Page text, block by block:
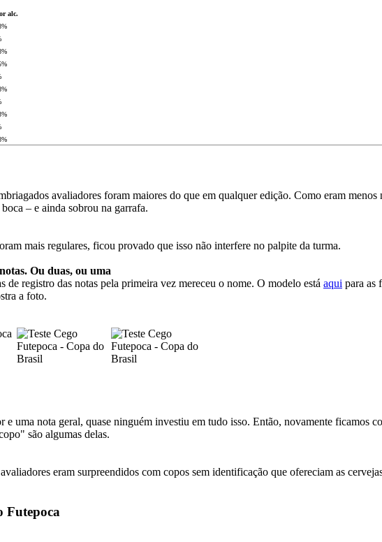
alc.
avaliadores foram maiores do que em qualquer edição. Como eram
– e ainda sobrou na garrafa.
mais regulares, ficou provado que isso não interfere no palpite da turma.
Ou duas, ou uma
de registro das notas pela primeira vez mereceu o nome. O modelo está aqui para as
a foto.
e uma nota geral, quase ninguém investiu em tudo isso. Então, novamente ficamos
são algumas delas.
eram surpreendidos com copos sem identificação que ofereciam as
Futepoca